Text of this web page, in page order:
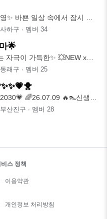
시 멈
하구 ∙ 멤버 34
🌟
가득한✨ 💥NEW x
래구 ∙ 멤버 25
산진구 ∙ 멤버 28
스 정책
이용약관
개인정보 처리방침